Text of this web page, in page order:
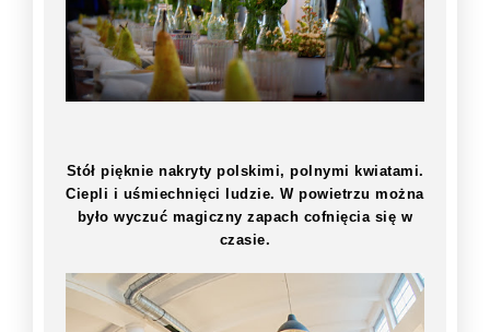
Stół pięknie nakryty polskimi, polnymi kwiatami.
Ciepli i uśmiechnięci ludzie. W powietrzu można
było wyczuć magiczny zapach cofnięcia się w
czasie.